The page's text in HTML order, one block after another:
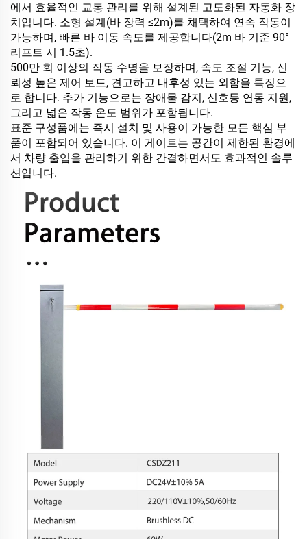
에서 효율적인 교통 관리를 위해 설계된 고도화된 자동화 장
치입니다. 소형 설계(바 장력 ≤2m)를 채택하여 연속 작동이
가능하며, 빠른 바 이동 속도를 제공합니다(2m 바 기준 90°
리프트 시 1.5초).
500만 회 이상의 작동 수명을 보장하며, 속도 조절 기능, 신
뢰성 높은 제어 보드, 견고하고 내후성 있는 외함을 특징으
로 합니다. 추가 기능으로는 장애물 감지, 신호등 연동 지원,
그리고 넓은 작동 온도 범위가 포함됩니다.
표준 구성품에는 즉시 설치 및 사용이 가능한 모든 핵심 부
품이 포함되어 있습니다. 이 게이트는 공간이 제한된 환경에
서 차량 출입을 관리하기 위한 간결하면서도 효과적인 솔루
션입니다.